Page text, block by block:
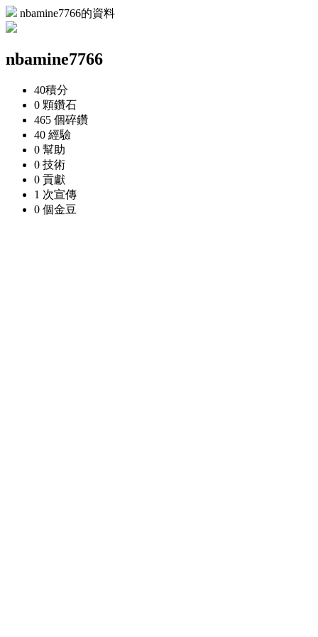
nbamine7766的資料
nbamine7766
40積分
0 顆鑽石
465 個碎鑽
40 經驗
0 幫助
0 技術
0 貢獻
1 次宣傳
0 個金豆